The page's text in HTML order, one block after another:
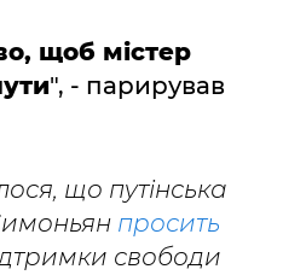
щоб містер
", - парирував
що путінська
просить
свободи